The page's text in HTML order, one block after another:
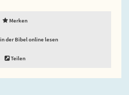
Merken
in der Bibel online lesen
Teilen